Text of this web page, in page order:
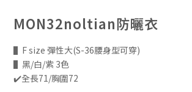
MON32noltian防曬衣
▌F size 彈性大(S-36腰身型可穿)
▌黑/白/紫 3色
✔️全長71/胸圍72